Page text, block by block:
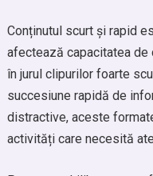
Conținutul scurt și rapid
afectează capacitatea
în jurul clipurilor foarte
succesiune rapidă de
distractive, aceste
activități care necesită